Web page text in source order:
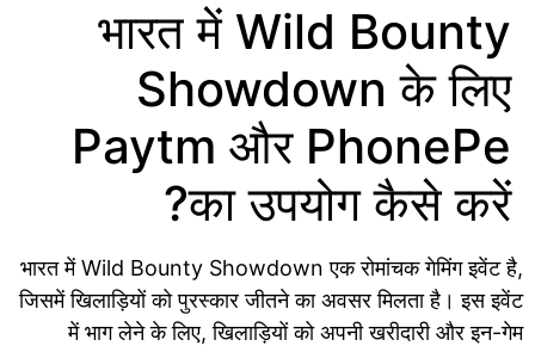
भारत में Wild Bounty
Showdown के लिए
Paytm और PhonePe
का उपयोग कैसे करें?
भारत में Wild Bounty Showdown एक रोमांचक गेमिंग इवेंट है,
जिसमें खिलाड़ियों को पुरस्कार जीतने का अवसर मिलता है। इस इवेंट
में भाग लेने के लिए, खिलाड़ियों को अपनी खरीदारी और इन-गेम